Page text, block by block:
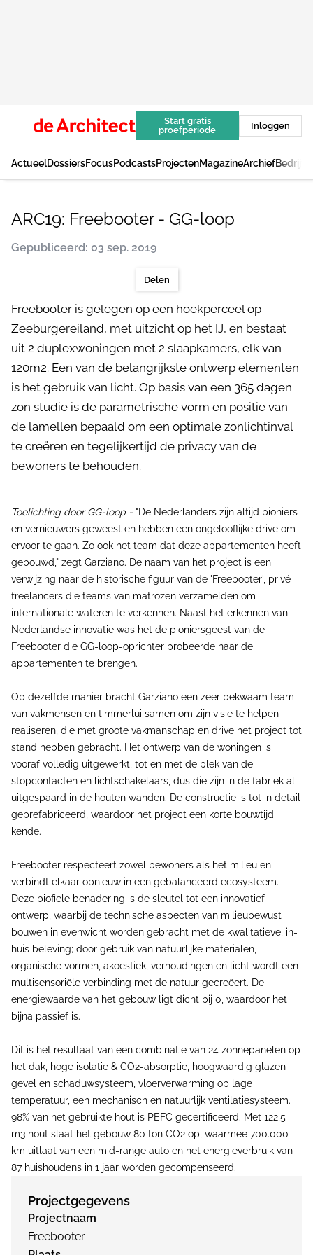
Start gratis
proefperiode
Inloggen
ActueelDossiersFocusPodcastsProjectenMagazineArchief
ARC19: Freebooter - GG-loop
Gepubliceerd: 03 sep. 2019
Delen
Freebooter is gelegen op een hoekperceel op
Zeeburgereiland, met uitzicht op het IJ, en bestaat
uit 2 duplexwoningen met 2 slaapkamers, elk van
120m2. Een van de belangrijkste ontwerp elementen
is het gebruik van licht. Op basis van een 365 dagen
zon studie is de parametrische vorm en positie van
de lamellen bepaald om een optimale zonlichtinval
te creëren en tegelijkertijd de privacy van de
bewoners te behouden.
Toelichting door GG-loop - "De Nederlanders zijn altijd pioniers
en vernieuwers geweest en hebben een ongelooflijke drive om
ervoor te gaan. Zo ook het team dat deze appartementen heeft
gebouwd," zegt Garziano. De naam van het project is een
verwijzing naar de historische figuur van de 'Freebooter', privé
freelancers die teams van matrozen verzamelden om
internationale wateren te verkennen. Naast het erkennen van
Nederlandse innovatie was het de pioniersgeest van de
Freebooter die GG-loop-oprichter probeerde naar de
appartementen te brengen.
Op dezelfde manier bracht Garziano een zeer bekwaam team
van vakmensen en timmerlui samen om zijn visie te helpen
realiseren, die met groote vakmanschap en drive het project tot
stand hebben gebracht. Het ontwerp van de woningen is
vooraf volledig uitgewerkt, tot en met de plek van de
stopcontacten en lichtschakelaars, dus die zijn in de fabriek al
uitgespaard in de houten wanden. De constructie is tot in detail
geprefabriceerd, waardoor het project een korte bouwtijd
kende.
Freebooter respecteert zowel bewoners als het milieu en
verbindt elkaar opnieuw in een gebalanceerd ecosysteem.
Deze biofiele benadering is de sleutel tot een innovatief
ontwerp, waarbij de technische aspecten van milieubewust
bouwen in evenwicht worden gebracht met de kwalitatieve, in-
huis beleving; door gebruik van natuurlijke materialen,
organische vormen, akoestiek, verhoudingen en licht wordt een
multisensoriële verbinding met de natuur gecreëert. De
energiewaarde van het gebouw ligt dicht bij 0, waardoor het
bijna passief is.
Dit is het resultaat van een combinatie van 24 zonnepanelen op
het dak, hoge isolatie & CO2-absorptie, hoogwaardig glazen
gevel en schaduwsysteem, vloerverwarming op lage
temperatuur, een mechanisch en natuurlijk ventilatiesysteem.
98% van het gebruikte hout is PEFC gecertificeerd. Met 122,5
m3 hout slaat het gebouw 80 ton CO2 op, waarmee 700.000
km uitlaat van een mid-range auto en het energieverbruik van
87 huishoudens in 1 jaar worden gecompenseerd.
Projectgegevens
Projectnaam
Freebooter